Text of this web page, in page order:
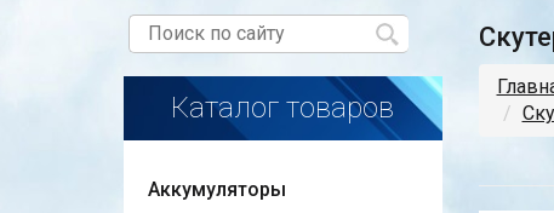
Каталог товаров
Аккумуляторы